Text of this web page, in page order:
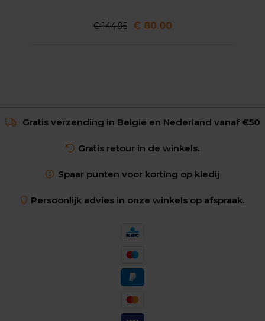
€ 144.95 € 80.00
Gratis verzending in België en Nederland vanaf €50
Gratis retour in de winkels.
Spaar punten voor korting op kledij
Persoonlijk advies in onze winkels op afspraak.